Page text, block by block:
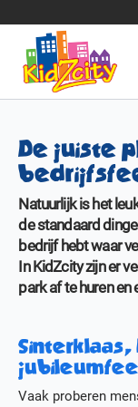
Tijden & Tarieven
Kinderfeestjes
Schoolreisjes
Vier Sinterklaas!
BSO
ONTDEK
Kleurplaten
MEER
De juiste
Natuurlijk is het
de standaard
bedrijf hebt waar
In KidZcity zijn er
park af te huren
Sinterklaas,
Vaak proberen